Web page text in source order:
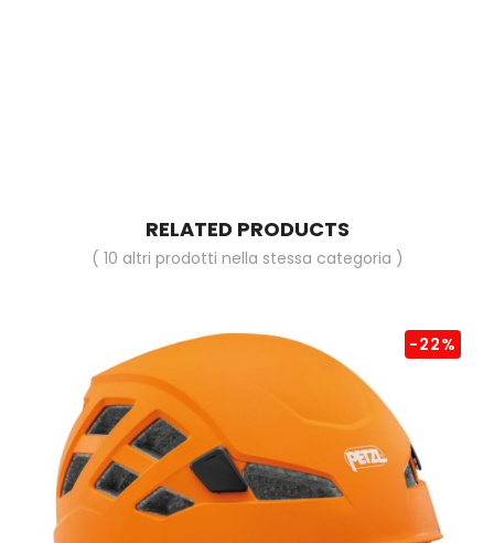
RELATED PRODUCTS
( 10 altri prodotti nella stessa categoria )
-22%